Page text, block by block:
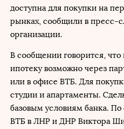
доступна для покупки на
рынках, сообщили в пресс-
организации.
В сообщении говорится, что
ипотеку возможно через
или в офисе ВТБ. Для
студии и апартаменты.
базовым условиям банка.
ВТБ в ЛНР и ДНР Виктора